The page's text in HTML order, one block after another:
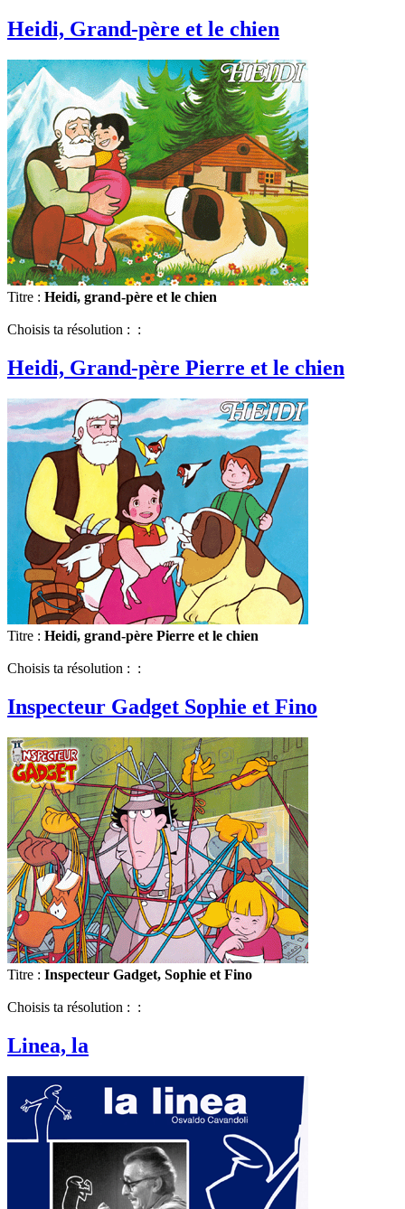
Heidi, Grand-père et le chien
Titre : Heidi, grand-père et le chien
Choisis ta résolution : :
Heidi, Grand-père Pierre et le chien
Titre : Heidi, grand-père Pierre et le chien
Choisis ta résolution : :
Inspecteur Gadget Sophie et Fino
Titre : Inspecteur Gadget, Sophie et Fino
Choisis ta résolution : :
Linea, la